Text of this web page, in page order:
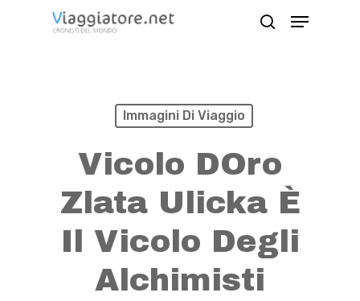
Menu
Immagini Di Viaggio
Vicolo DOro
Zlata Ulicka È
Il Vicolo Degli
Alchimisti